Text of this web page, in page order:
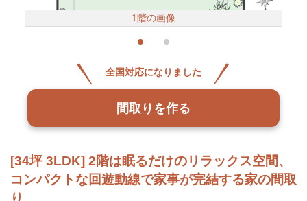
[34坪 3LDK] 2階は眠るだけのリラックス空間、
コンパクトな回遊動線で家事が完結する家の間取
り
1階の画像
全国対応になりました
間取りを作る